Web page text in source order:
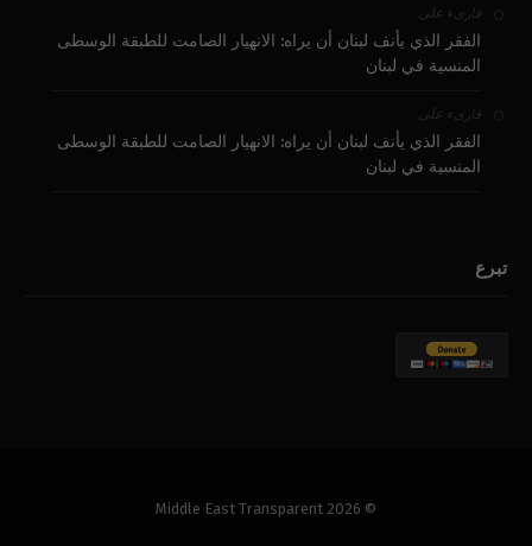
قارىء على
الفقر الذي يأنف لبنان أن يراه: الانهيار الصامت للطبقة الوسطى
المنسية في لبنان
قارىء على
الفقر الذي يأنف لبنان أن يراه: الانهيار الصامت للطبقة الوسطى
المنسية في لبنان
تبرع
© 2026 Middle East Transparent